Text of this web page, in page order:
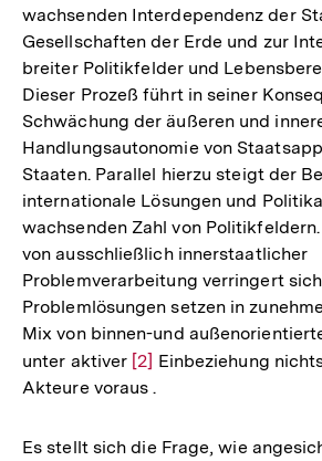
wachsenden Interdependenz der
Gesellschaften der Erde und zur
breiter Politikfelder und
Dieser Prozeß führt in seiner
Schwächung der äußeren und
Handlungsautonomie von
Staaten. Parallel hierzu steigt der
internationale Lösungen und
wachsenden Zahl von
von ausschließlich innerstaatlicher
Problemverarbeitung verringert
Problemlösungen setzen in
Mix von binnen-und
unter aktiver Zur
Auflösung
Fußnote
[2] Einbeziehung
Akteure voraus .
Es stellt sich die Frage, wie